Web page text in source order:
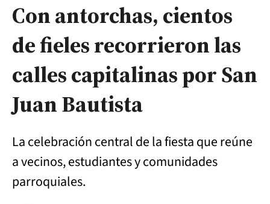
Con antorchas, cientos
de fieles recorrieron las
calles capitalinas por San
Juan Bautista
La celebración central de la fiesta que reúne
a vecinos, estudiantes y comunidades
parroquiales.